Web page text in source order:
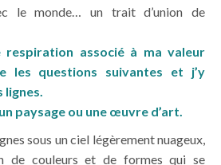
le monde… un trait d’union de
associé à ma valeur
les questions suivantes et j’y
lignes.
paysage ou une œuvre d’art.
sous un ciel légèrement nuageux,
de couleurs et de formes qui se